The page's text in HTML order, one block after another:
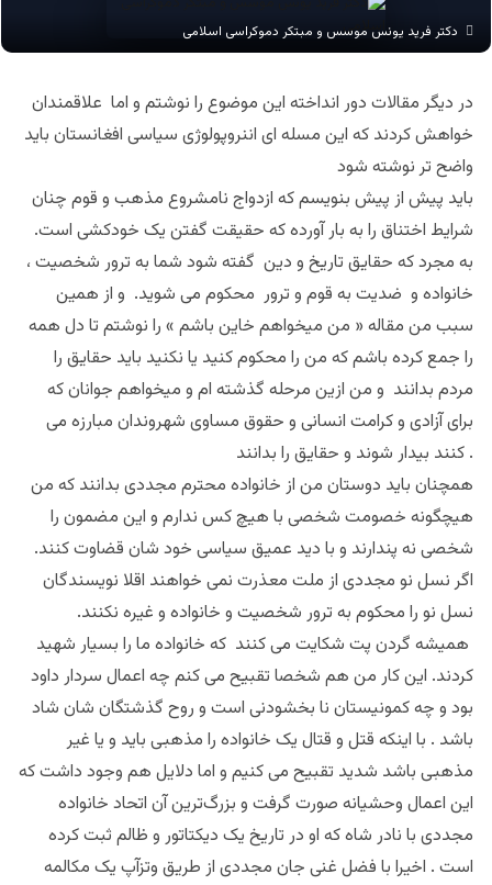
دکتر فرید یونس موسس و مبتکر دموکراسی اسلامی
در دیگر مقالات دور انداخته این موضوع را نوشتم و اما علاقمندان
خواهش کردند که این مسله ای اننروپولوژی سیاسی افغانستان باید
واضح تر نوشته شود
باید پیش از پیش بنویسم که ازدواج نامشروع مذهب و قوم چنان
شرایط اختناق را به بار آورده که حقیقت گفتن یک خودکشی است.
به مجرد که حقایق تاریخ و دین گفته شود شما به ترور شخصیت ،
خانواده و ضدیت به قوم و ترور محکوم می شوید. و از همین
سبب من مقاله « من میخواهم خاین باشم » را نوشتم تا دل همه
را جمع کرده باشم که من را محکوم کنید یا نکنید باید حقایق را
مردم بدانند و من ازین مرحله گذشته ام و میخواهم جوانان که
برای آزادی و کرامت انسانی و حقوق مساوی شهروندان مبارزه می
کنند بیدار شوند و حقایق را بدانند .
همچنان باید دوستان من از خانواده محترم مجددی بدانند که من
هیچگونه خصومت شخصی با هیچ کس ندارم و این مضمون را
شخصی نه پندارند و با دید عمیق سیاسی خود شان قضاوت کنند.
اگر نسل نو مجددی از ملت معذرت نمی خواهند اقلا نویسندگان
نسل نو را محکوم به ترور شخصیت و خانواده و غیره نکنند.
همیشه گردن پت شکایت می کنند که خانواده ما را بسیار شهید
کردند. این کار من هم شخصا تقبیح می کنم چه اعمال سردار داود
بود و چه کمونیستان نا بخشودنی است و روح گذشتگان شان شاد
باشد . با اینکه قتل و قتال یک خانواده را مذهبی باید و یا غیر
مذهبی باشد شدید تقبیح می کنیم و اما دلایل هم وجود داشت که
این اعمال وحشیانه صورت گرفت و بزرگ‌ترین آن اتحاد خانواده
مجددی با نادر شاه که او در تاریخ یک دیکتاتور و ظالم ثبت کرده
است . اخیرا با فضل غنی جان مجددی از طریق وتزآپ یک مکالمه